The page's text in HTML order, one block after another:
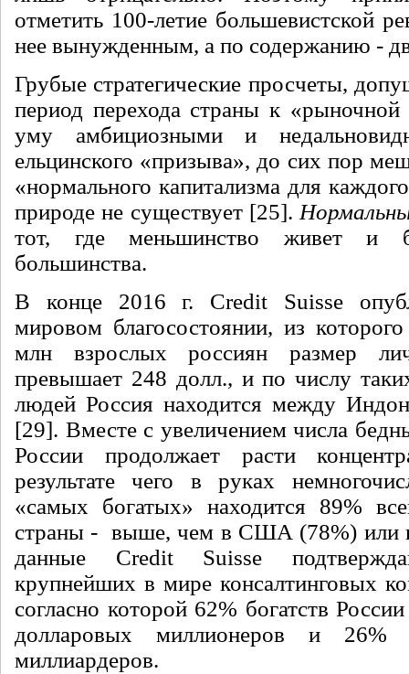
отметить 100-летие большевистской
нее вынужденным, а по содержанию -
Грубые стратегические просчеты,
период перехода страны к
уму амбициозными и
ельцинского «призыва», до сих пор
«нормального капитализма для
природе не существует [25].
тот, где меньшинство живет и
большинства.
В конце 2016 г. Credit Suisse
мировом благосостоянии, из
млн взрослых россиян размер
превышает 248 долл., и по числу
людей Россия находится между
[29]. Вместе с увеличением числа
России продолжает расти
результате чего в руках
«самых богатых» находится 89%
страны - выше, чем в США (78%) или
данные Credit Suisse
крупнейших в мире консалтинговых
согласно которой 62% богатств
долларовых миллионеров и
миллиардеров.